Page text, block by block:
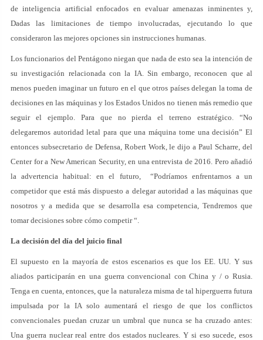
de inteligencia artificial enfocados en evaluar amenazas inminentes y,
Dadas las limitaciones de tiempo involucradas, ejecutando lo que
consideraron las mejores opciones sin instrucciones humanas.
Los funcionarios del Pentágono niegan que nada de esto sea la intención de
su investigación relacionada con la IA. Sin embargo, reconocen que al
menos pueden imaginar un futuro en el que otros países delegan la toma de
decisiones en las máquinas y los Estados Unidos no tienen más remedio que
seguir el ejemplo. Para que no pierda el terreno estratégico. “No
delegaremos autoridad letal para que una máquina tome una decisión” El
entonces subsecretario de Defensa, Robert Work, le dijo a Paul Scharre, del
Center for a New American Security, en una entrevista de 2016. Pero añadió
la advertencia habitual: en el futuro, “Podríamos enfrentarnos a un
competidor que está más dispuesto a delegar autoridad a las máquinas que
nosotros y a medida que se desarrolla esa competencia, Tendremos que
tomar decisiones sobre cómo competir “.
La decisión del día del juicio final
El supuesto en la mayoría de estos escenarios es que los EE. UU. Y sus
aliados participarán en una guerra convencional con China y / o Rusia.
Tenga en cuenta, entonces, que la naturaleza misma de tal hiperguerra futura
impulsada por la IA solo aumentará el riesgo de que los conflictos
convencionales puedan cruzar un umbral que nunca se ha cruzado antes:
Una guerra nuclear real entre dos estados nucleares. Y si eso sucede, esos